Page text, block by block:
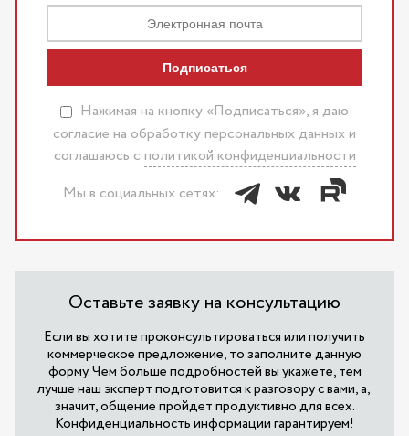
Подписаться
Нажимая на кнопку «Подписаться», я даю
согласие на обработку персональных данных и
соглашаюсь c политикой конфиденциальности
Мы в социальных сетях:
Оставьте заявку на консультацию
Если вы хотите проконсультироваться или получить
коммерческое предложение, то заполните данную
форму. Чем больше подробностей вы укажете, тем
лучше наш эксперт подготовится к разговору с вами, а,
значит, общение пройдет продуктивно для всех.
Конфиденциальность информации гарантируем!